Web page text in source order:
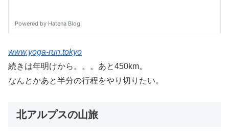
www.yoga-run.tokyo
続きは年明けから。。。あと450km。
なんとかあと半分の行程をやり切りたい。
北アルプスの山旅